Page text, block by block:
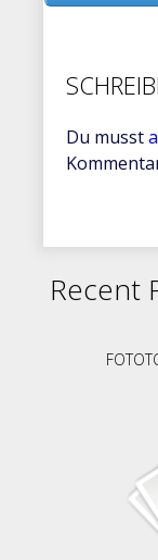
Du musst
Recent